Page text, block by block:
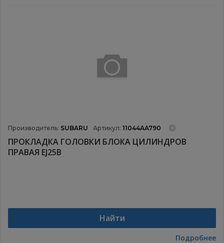
Производитель: SUBARU Артикул: 11044AA790
ПРОКЛАДКА ГОЛОВКИ БЛОКА ЦИЛИНДРОВ
ПРАВАЯ EJ25B
Найти
Подробнее